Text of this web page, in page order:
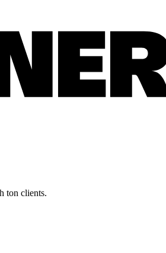
ton clients.